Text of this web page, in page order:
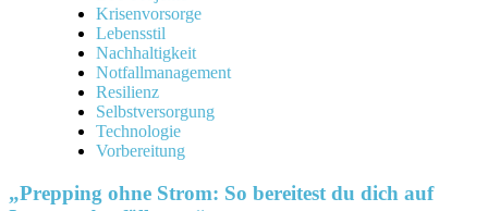
Krisenvorsorge
Lebensstil
Nachhaltigkeit
Notfallmanagement
Resilienz
Selbstversorgung
Technologie
Vorbereitung
„Prepping ohne Strom: So bereitest du dich auf